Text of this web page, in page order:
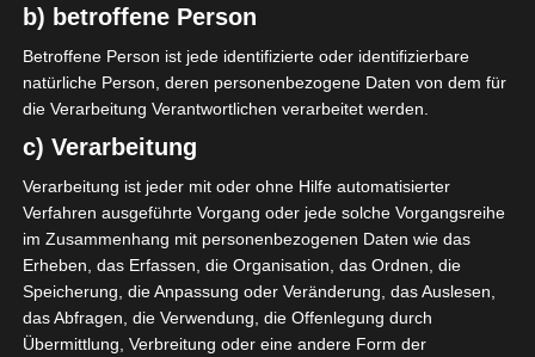
ERSATZSPIELER
9
O
A. Keita
30
A. Hadhri
1 T
B. Bensaïd
33
D
M. Masseoud Sabou
5
H. Khalfa
5
D
M. Saghraoui
b) betroffene Person
Betroffene Person ist jede identifizierte oder identifizierbare
natürliche Person, deren personenbezogene Daten von dem für
die Verarbeitung Verantwortlichen verarbeitet werden.
c) Verarbeitung
Verarbeitung ist jeder mit oder ohne Hilfe automatisierter
Verfahren ausgeführte Vorgang oder jede solche Vorgangsreihe
im Zusammenhang mit personenbezogenen Daten wie das
Erheben, das Erfassen, die Organisation, das Ordnen, die
Speicherung, die Anpassung oder Veränderung, das Auslesen,
das Abfragen, die Verwendung, die Offenlegung durch
Übermittlung, Verbreitung oder eine andere Form der